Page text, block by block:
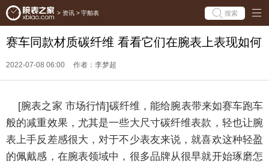
> 资讯 > 宇舶表 搜索
赛车同款材质碳纤维 看看它们在腕表上表现如何
2022-07-08 06:00 作者：李梦超
[腕表之家 市场行情]碳纤维，能给腕表带来如赛车跑车
般的减重效果，尤其是一些大尺寸碳纤维表款，轻也让腕
表上手反差感很大，对于不少表友来说，就喜欢这种轻盈
的佩戴感，在腕表领域中，很多品牌从很早就开始琢磨怎